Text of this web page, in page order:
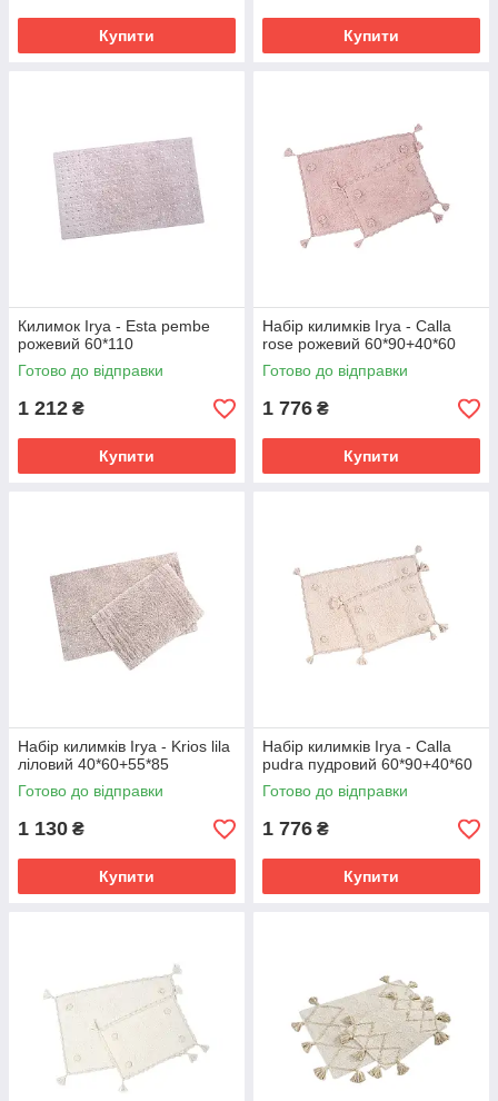
Купити Купити
Килимок Irya - Esta pembe
рожевий 60*110
Готово до відправки
1 212 ₴
Купити
Набір килимків Irya - Calla
rose рожевий 60*90+40*60
Готово до відправки
1 776 ₴
Купити
Набір килимків Irya - Krios lila
ліловий 40*60+55*85
Готово до відправки
1 130 ₴
Купити
Набір килимків Irya - Calla
pudra пудровий 60*90+40*60
Готово до відправки
1 776 ₴
Купити